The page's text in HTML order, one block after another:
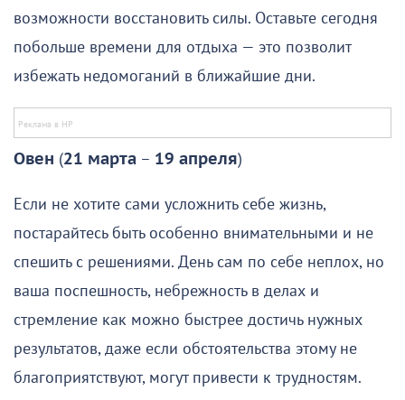
возможности восстановить силы. Оставьте сегодня
побольше времени для отдыха — это позволит
избежать недомоганий в ближайшие дни.
Овен (21 марта – 19 апреля)
Если не хотите сами усложнить себе жизнь,
постарайтесь быть особенно внимательными и не
спешить с решениями. День сам по себе неплох, но
ваша поспешность, небрежность в делах и
стремление как можно быстрее достичь нужных
результатов, даже если обстоятельства этому не
благоприятствуют, могут привести к трудностям.